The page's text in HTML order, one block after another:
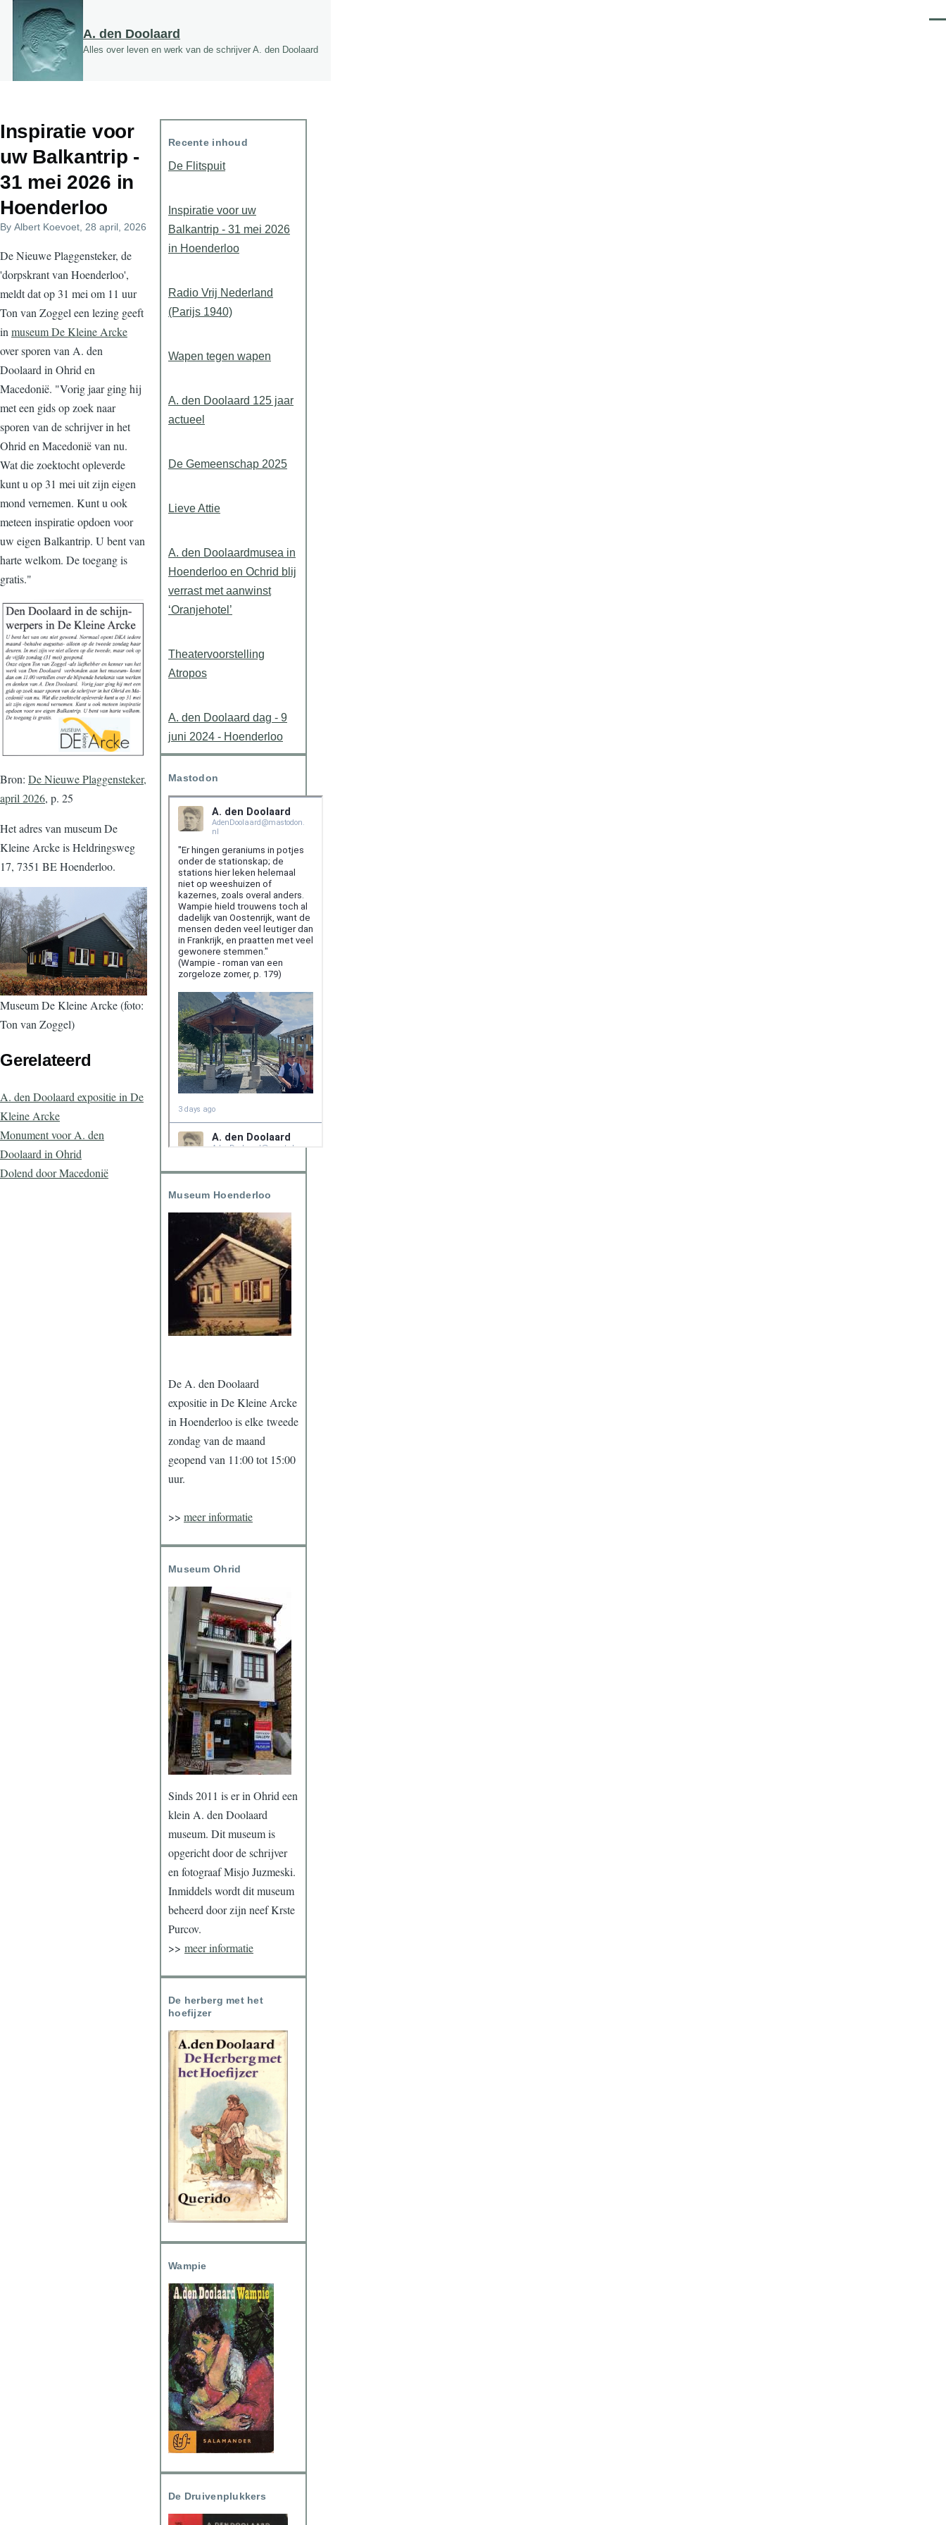
Overslaan en naar de inhoud gaan
A. den Doolaard
Alles over leven en werk van de schrijver A. den Doolaard
Inspiratie voor
uw Balkantrip -
31 mei 2026 in
Hoenderloo
By Albert Koevoet , 28 april, 2026
De Nieuwe Plaggensteker, de
'dorpskrant van Hoenderloo',
meldt dat op 31 mei om 11 uur
Ton van Zoggel een lezing geeft
in museum De Kleine Arcke
over sporen van A. den
Doolaard in Ohrid en
Macedonië. "Vorig jaar ging hij
met een gids op zoek naar
sporen van de schrijver in het
Ohrid en Macedonië van nu.
Wat die zoektocht opleverde
kunt u op 31 mei uit zijn eigen
mond vernemen. Kunt u ook
meteen inspiratie opdoen voor
uw eigen Balkantrip. U bent van
harte welkom. De toegang is
gratis."
Bron: De Nieuwe Plaggensteker,
april 2026, p. 25
Het adres van museum De
Kleine Arcke is Heldringsweg
17, 7351 BE Hoenderloo.
Museum De Kleine Arcke (foto:
Ton van Zoggel)
Gerelateerd
A. den Doolaard expositie in De
Kleine Arcke
Monument voor A. den
Doolaard in Ohrid
Dolend door Macedonië
Recente inhoud
De Flitspuit
Inspiratie voor uw
Balkantrip - 31 mei 2026
in Hoenderloo
Radio Vrij Nederland
(Parijs 1940)
Wapen tegen wapen
A. den Doolaard 125 jaar
actueel
De Gemeenschap 2025
Lieve Attie
A. den Doolaardmusea in
Hoenderloo en Ochrid blij
verrast met aanwinst
‘Oranjehotel’
Theatervoorstelling
Atropos
A. den Doolaard dag - 9
juni 2024 - Hoenderloo
Mastodon
Museum Hoenderloo
De A. den Doolaard
expositie in De Kleine Arcke
in Hoenderloo is elke tweede
zondag van de maand
geopend van 11:00 tot 15:00
uur.
>> meer informatie
Museum Ohrid
Sinds 2011 is er in Ohrid een
klein A. den Doolaard
museum. Dit museum is
opgericht door de schrijver
en fotograaf Misjo Juzmeski.
Inmiddels wordt dit museum
beheerd door zijn neef Krste
Purcov.
>> meer informatie
De herberg met het
hoefijzer
Wampie
De Druivenplukkers